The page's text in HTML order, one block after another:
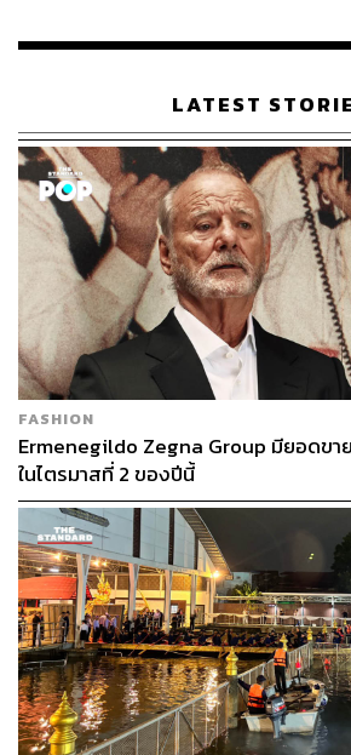
เรือนไทยที่ถูกซุกไว้
LATEST
FASHION
Ermenegildo Zegna Group มียอดขา
ในไตรมาสที่ 2 ของปีนี้